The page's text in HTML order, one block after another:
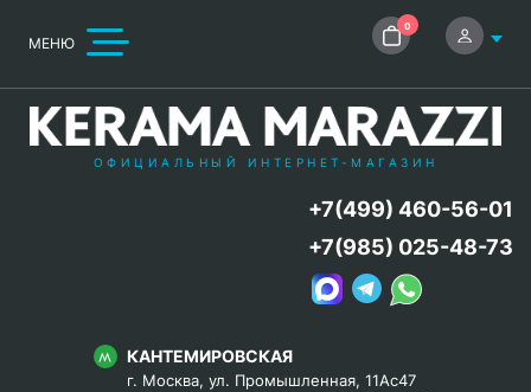
МЕНЮ
0
ОФИЦИАЛЬНЫЙ ИНТЕРНЕТ-МАГАЗИН
КАНТЕМИРОВСКАЯ
г. Москва, ул. Промышленная, 11Ас47
+7(499) 460-56-01
+7(985) 025-48-73